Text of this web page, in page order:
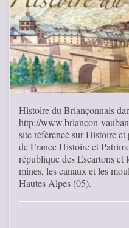
Histoire du Briançonnais
http://www.briancon-
site référencé sur Histoire
de France Histoire et
république des Escartons
mines, les canaux et les
Hautes Alpes (05).